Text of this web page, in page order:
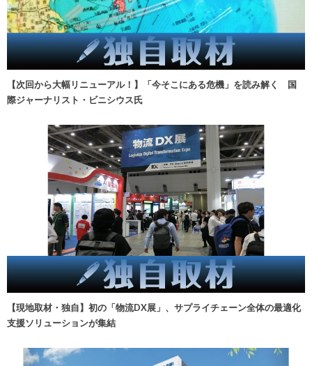
【次回から大幅リニューアル！】「今そこにある危機」を読み解く 国
際ジャーナリスト・ビニシウス氏
【現地取材・独自】初の「物流DX展」、サプライチェーン全体の最適化
支援ソリューションが集結